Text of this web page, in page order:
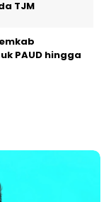
TJM
PAUD hingga